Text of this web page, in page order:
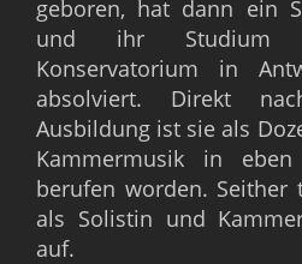
geboren, hat dann ein
und ihr Studium
Konservatorium in
absolviert. Direkt
Ausbildung ist sie als
Kammermusik in
berufen worden. Seither
als Solistin und
auf.